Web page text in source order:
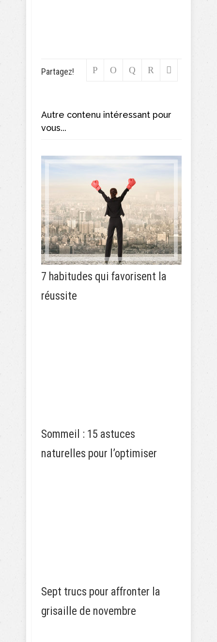
Partagez!
Autre contenu intéressant pour
vous...
7 habitudes qui favorisent la
réussite
Sommeil : 15 astuces
naturelles pour l’optimiser
Sept trucs pour affronter la
grisaille de novembre